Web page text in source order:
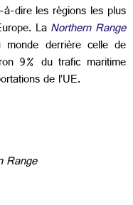
à-dire les régions les plus
LaNorthern Range
derrière celle de
9% du trafic maritime
de l’UE.
Range